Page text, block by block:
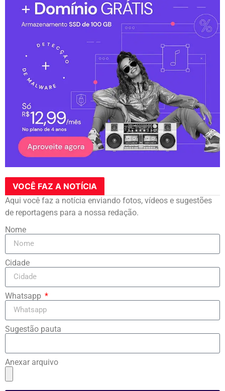
VOCÊ FAZ A NOTÍCIA
Aqui você faz a notícia enviando fotos, vídeos e sugestões
de reportagens para a nossa redação.
Nome
Cidade
Whatsapp
Sugestão pauta
Anexar arquivo